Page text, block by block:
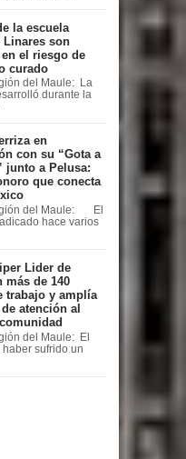
la escuela
Linares son
el riesgo de
curado
del Maule: La
durante la
en
con su “Gota a
junto a Pelusa:
que conecta
del Maule: El
hace varios
Lider de
más de 140
trabajo y amplía
atención al
del Maule: El
haber sufrido un